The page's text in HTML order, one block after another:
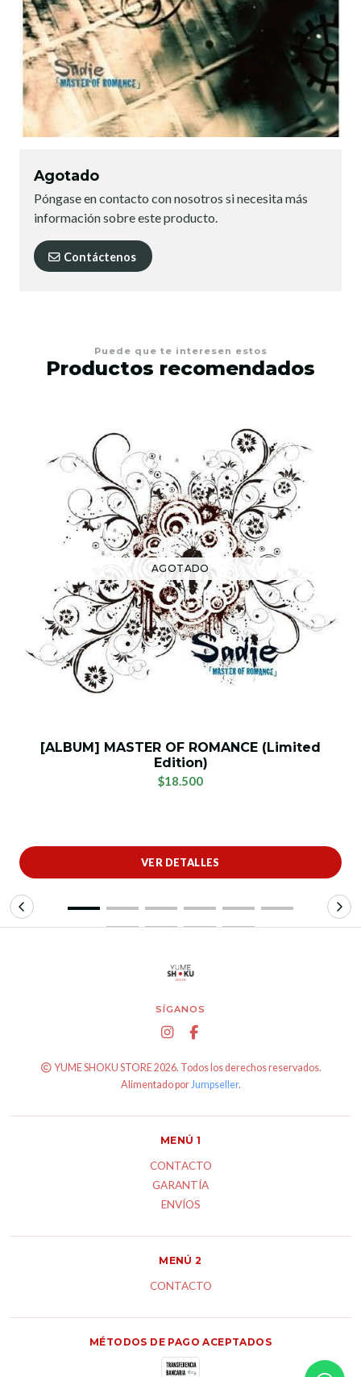
Agotado
Póngase en contacto con nosotros si necesita más
información sobre este producto.
Contáctenos
Puede que te interesen estos
Productos recomendados
AGOTADO
[ALBUM] MASTER OF ROMANCE (Limited
Edition)
$18.500
VER DETALLES
SÍGANOS
YUME SHOKU STORE 2026. Todos los derechos reservados.
Alimentado porJumpseller.
MENÚ 1
CONTACTO
GARANTÍA
ENVÍOS
MENÚ 2
CONTACTO
MÉTODOS DE PAGO ACEPTADOS